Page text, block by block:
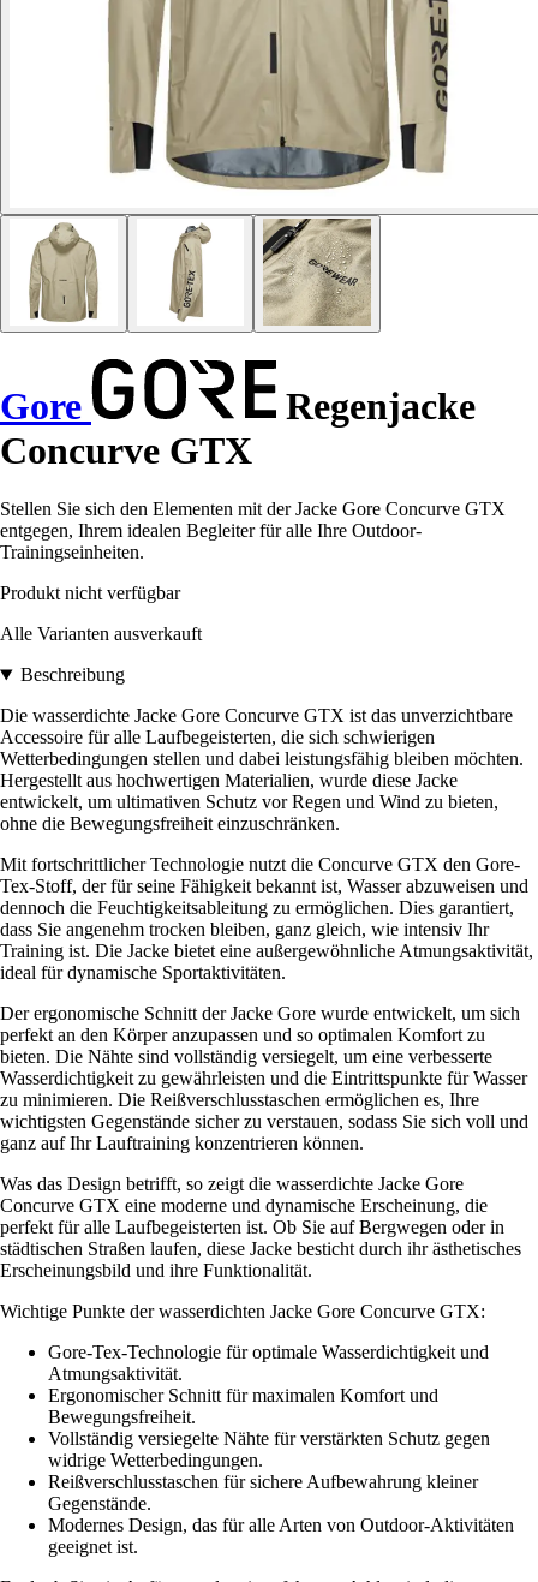
Gore
Regenjacke
Concurve GTX
Stellen Sie sich den Elementen mit der Jacke Gore Concurve GTX
entgegen, Ihrem idealen Begleiter für alle Ihre Outdoor-
Trainingseinheiten.
Produkt nicht verfügbar
Alle Varianten ausverkauft
Beschreibung
Die wasserdichte Jacke Gore Concurve GTX ist das unverzichtbare
Accessoire für alle Laufbegeisterten, die sich schwierigen
Wetterbedingungen stellen und dabei leistungsfähig bleiben möchten.
Hergestellt aus hochwertigen Materialien, wurde diese Jacke
entwickelt, um ultimativen Schutz vor Regen und Wind zu bieten,
ohne die Bewegungsfreiheit einzuschränken.
Mit fortschrittlicher Technologie nutzt die Concurve GTX den Gore-
Tex-Stoff, der für seine Fähigkeit bekannt ist, Wasser abzuweisen und
dennoch die Feuchtigkeitsableitung zu ermöglichen. Dies garantiert,
dass Sie angenehm trocken bleiben, ganz gleich, wie intensiv Ihr
Training ist. Die Jacke bietet eine außergewöhnliche Atmungsaktivität,
ideal für dynamische Sportaktivitäten.
Der ergonomische Schnitt der Jacke Gore wurde entwickelt, um sich
perfekt an den Körper anzupassen und so optimalen Komfort zu
bieten. Die Nähte sind vollständig versiegelt, um eine verbesserte
Wasserdichtigkeit zu gewährleisten und die Eintrittspunkte für Wasser
zu minimieren. Die Reißverschlusstaschen ermöglichen es, Ihre
wichtigsten Gegenstände sicher zu verstauen, sodass Sie sich voll und
ganz auf Ihr Lauftraining konzentrieren können.
Was das Design betrifft, so zeigt die wasserdichte Jacke Gore
Concurve GTX eine moderne und dynamische Erscheinung, die
perfekt für alle Laufbegeisterten ist. Ob Sie auf Bergwegen oder in
städtischen Straßen laufen, diese Jacke besticht durch ihr ästhetisches
Erscheinungsbild und ihre Funktionalität.
Wichtige Punkte der wasserdichten Jacke Gore Concurve GTX:
Gore-Tex-Technologie für optimale Wasserdichtigkeit und
Atmungsaktivität.
Ergonomischer Schnitt für maximalen Komfort und
Bewegungsfreiheit.
Vollständig versiegelte Nähte für verstärkten Schutz gegen
widrige Wetterbedingungen.
Reißverschlusstaschen für sichere Aufbewahrung kleiner
Gegenstände.
Modernes Design, das für alle Arten von Outdoor-Aktivitäten
geeignet ist.